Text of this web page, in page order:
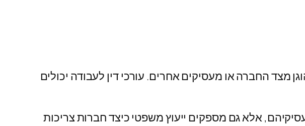
מצד החברה או מעסיקים אחרים. עורכי דין לעבודה יכולים
אלא גם מספקים ייעוץ משפטי כיצד חברות צריכות